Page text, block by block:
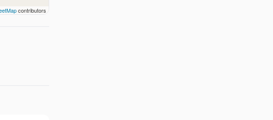
contributors